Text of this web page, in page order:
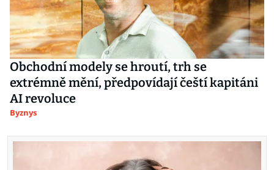
Obchodní modely se hroutí, trh se
extrémně mění, předpovídají čeští kapitáni
AI revoluce
Byznys